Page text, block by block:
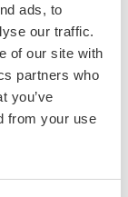
ads, to
our traffic.
of our site with
partners who
you’ve
from your use
justér derefter
opslag,
til dit